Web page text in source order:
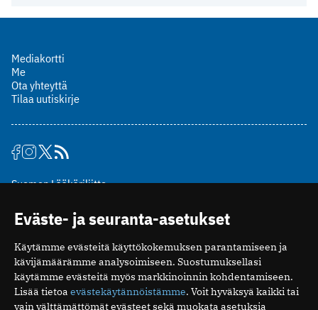
Mediakortti
Me
Ota yhteyttä
Tilaa uutiskirje
Suomen Lääkäriliitto
00510 Helsinki
puh. (09) 393 091
toimitus@potilaanlaakarilehti.fi
ISSN 2323-9476
Eväste- ja seuranta-asetukset
Käytämme evästeitä käyttökokemuksen parantamiseen ja
kävijämäärämme analysoimiseen. Suostumuksellasi
käytämme evästeitä myös markkinoinnin kohdentamiseen.
Lisää tietoa evästekäytännöistämme. Voit hyväksyä kaikki tai
vain välttämättömät evästeet sekä muokata asetuksia